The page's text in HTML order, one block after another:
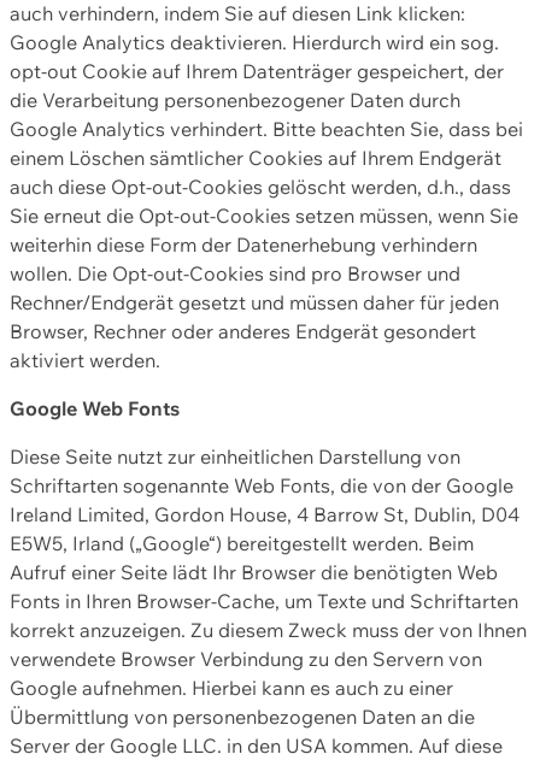
auch verhindern, indem Sie auf diesen Link klicken:
Google Analytics deaktivieren. Hierdurch wird ein sog.
opt-out Cookie auf Ihrem Datenträger gespeichert, der
die Verarbeitung personenbezogener Daten durch
Google Analytics verhindert. Bitte beachten Sie, dass bei
einem Löschen sämtlicher Cookies auf Ihrem Endgerät
auch diese Opt-out-Cookies gelöscht werden, d.h., dass
Sie erneut die Opt-out-Cookies setzen müssen, wenn Sie
weiterhin diese Form der Datenerhebung verhindern
wollen. Die Opt-out-Cookies sind pro Browser und
Rechner/Endgerät gesetzt und müssen daher für jeden
Browser, Rechner oder anderes Endgerät gesondert
aktiviert werden.
Google Web Fonts
Diese Seite nutzt zur einheitlichen Darstellung von
Schriftarten sogenannte Web Fonts, die von der Google
Ireland Limited, Gordon House, 4 Barrow St, Dublin, D04
E5W5, Irland („Google“) bereitgestellt werden. Beim
Aufruf einer Seite lädt Ihr Browser die benötigten Web
Fonts in Ihren Browser-Cache, um Texte und Schriftarten
korrekt anzuzeigen. Zu diesem Zweck muss der von Ihnen
verwendete Browser Verbindung zu den Servern von
Google aufnehmen. Hierbei kann es auch zu einer
Übermittlung von personenbezogenen Daten an die
Server der Google LLC. in den USA kommen. Auf diese